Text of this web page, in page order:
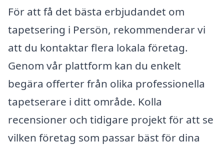
För att få det bästa erbjudandet om
tapetsering i Persön, rekommenderar vi
att du kontaktar flera lokala företag.
Genom vår plattform kan du enkelt
begära offerter från olika professionella
tapetserare i ditt område. Kolla
recensioner och tidigare projekt för att se
vilken företag som passar bäst för dina